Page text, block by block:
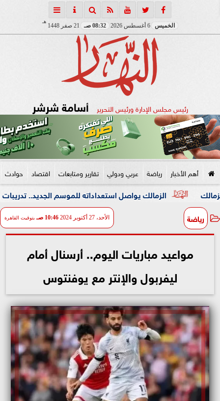
الخميس 08:32 صـ 21 صفر 1448
هـ
رئيس مجلس الإدارة ورئيس التحرير أسامة شرشر
أهم الأخبار رياضة عربي ودولي تقارير ومتابعات اقتصاد حوادث
الزمالك يواصل استعداداته للموسم الجديد.. تدريبات بدنية
رياضة الأحد، 27 أكتوبر 2024 10:46 صـ بتوقيت القاهرة
مواعيد مباريات اليوم.. أرسنال أمام
ليفربول والإنتر مع يوفنتوس